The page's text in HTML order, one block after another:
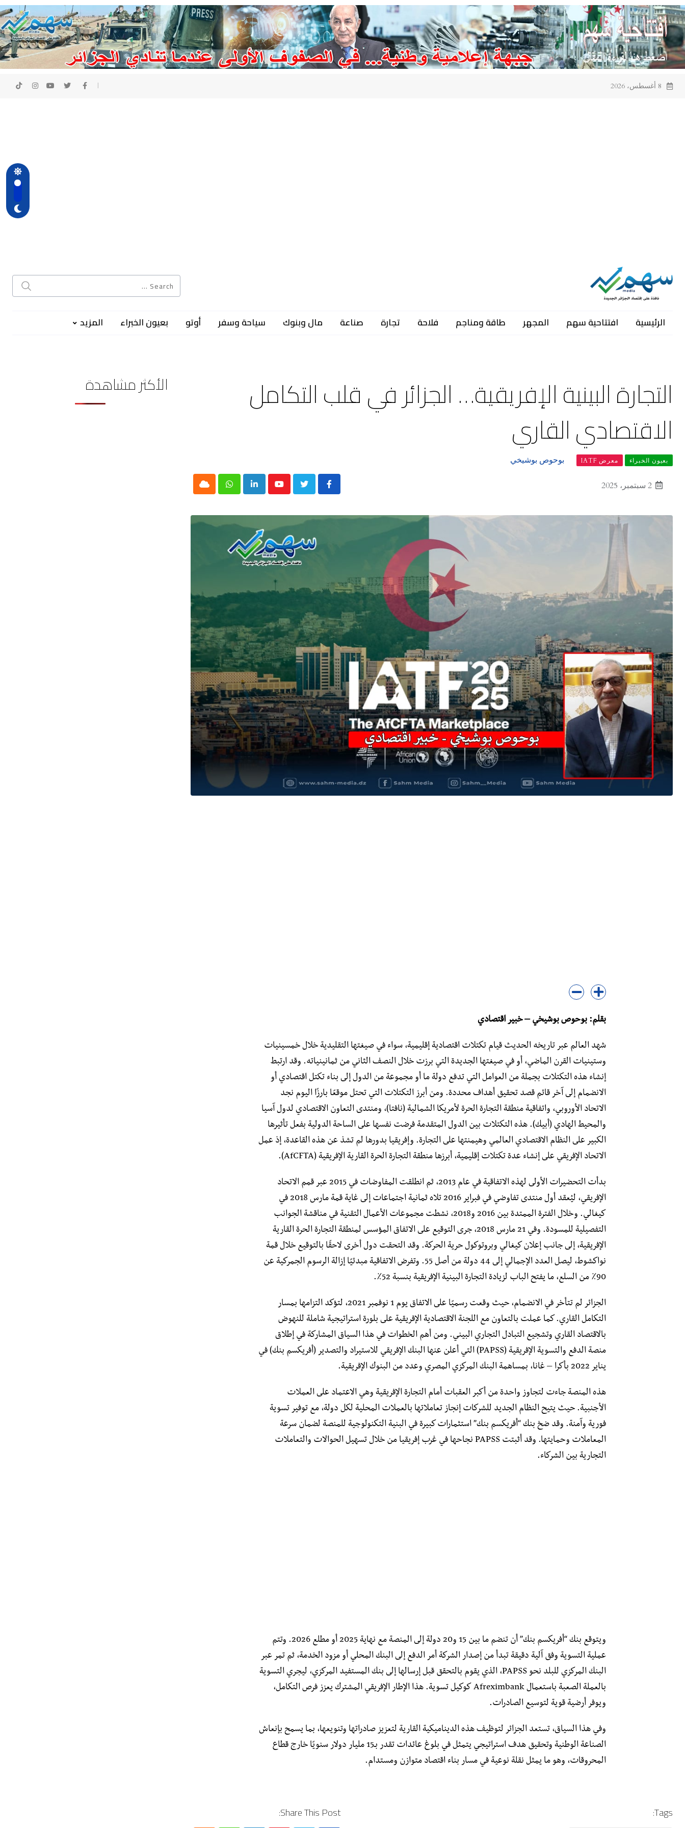
Skip
to
content
8 أغسطس، 2026
الرئيسية افتتاحية سهم المجهر طاقة ومناجم فلاحة تجارة صناعة مال وبنوك سياحة وسفر أوتو بعيون الخبراء المزيد
التجارة البينية الإفريقية… الجزائر في قلب التكامل
الاقتصادي القاري
بعيون الخبراء معرض IATF بوحوص بوشيخي
2 سبتمبر، 2025 Youtube
LinkedIn
Whatsapp
Cloud
بقلم: بوحوص بوشيخي – خبير اقتصادي
شهد العالم عبر تاريخه الحديث قيام تكتلات اقتصادية إقليمية، سواء في صيغتها التقليدية خلال خمسينيات
وستينيات القرن الماضي، أو في صيغتها الجديدة التي برزت خلال النصف الثاني من ثمانينياته. وقد ارتبط
إنشاء هذه التكتلات بجملة من العوامل التي تدفع دولة ما أو مجموعة من الدول إلى بناء تكتل اقتصادي أو
الانضمام إلى آخر قائم قصد تحقيق أهداف محددة. ومن أبرز التكتلات التي تحتل موقعًا بارزًا اليوم نجد
الاتحاد الأوروبي، واتفاقية منطقة التجارة الحرة لأمريكا الشمالية (نافتا)، ومنتدى التعاون الاقتصادي لدول آسيا
والمحيط الهادي (أبيك). هذه التكتلات بين الدول المتقدمة فرضت نفسها على الساحة الدولية بفعل تأثيرها
الكبير على النظام الاقتصادي العالمي وهيمنتها على التجارة. وإفريقيا بدورها لم تشذ عن هذه القاعدة، إذ عمل
الاتحاد الإفريقي على إنشاء عدة تكتلات إقليمية، أبرزها منطقة التجارة الحرة القارية الإفريقية (AfCFTA).
بدأت التحضيرات الأولى لهذه الاتفاقية في عام 2013، ثم انطلقت المفاوضات في 2015 عبر قمم الاتحاد
الإفريقي، ليُعقد أول منتدى تفاوضي في فبراير 2016 تلاه ثمانية اجتماعات إلى غاية قمة مارس 2018 في
كيغالي. وخلال الفترة الممتدة بين 2016 و2018، نشطت مجموعات الأعمال التقنية في مناقشة الجوانب
التفصيلية للمسودة. وفي 21 مارس 2018، جرى التوقيع على الاتفاق المؤسس لمنطقة التجارة الحرة القارية
الإفريقية، إلى جانب إعلان كيغالي وبروتوكول حرية الحركة. وقد التحقت دول أخرى لاحقًا بالتوقيع خلال قمة
نواكشوط، ليصل العدد الإجمالي إلى 44 دولة من أصل 55. وتفرض الاتفاقية مبدئيًا إزالة الرسوم الجمركية عن
90٪ من السلع، ما يفتح الباب لزيادة التجارة البينية الإفريقية بنسبة 52٪.
الجزائر لم تتأخر في الانضمام، حيث وقعت رسميًا على الاتفاق يوم 1 نوفمبر 2021، لتؤكد التزامها بمسار
التكامل القاري. كما عملت بالتعاون مع اللجنة الاقتصادية الإفريقية على بلورة استراتيجية شاملة للنهوض
بالاقتصاد القاري وتشجيع التبادل التجاري البيني. ومن أهم الخطوات في هذا السياق المشاركة في إطلاق
منصة الدفع والتسوية الإفريقية (PAPSS) التي أعلن عنها البنك الإفريقي للاستيراد والتصدير (أفريكسم بنك) في
يناير 2022 بأكرا – غانا، بمساهمة البنك المركزي المصري وعدد من البنوك الإفريقية.
هذه المنصة جاءت لتجاوز واحدة من أكبر العقبات أمام التجارة الإفريقية وهي الاعتماد على العملات
الأجنبية. حيث يتيح النظام الجديد للشركات إنجاز تعاملاتها بالعملات المحلية لكل دولة، مع توفير تسوية
فورية وآمنة. وقد ضخ بنك “أفريكسم بنك” استثمارات كبيرة في البنية التكنولوجية للمنصة لضمان سرعة
المعاملات وحمايتها. وقد أثبتت PAPSS نجاحها في غرب إفريقيا من خلال تسهيل الحوالات والتعاملات
التجارية بين الشركاء.
ويتوقع بنك “أفريكسم بنك” أن تنضم ما بين 15 و20 دولة إلى المنصة مع نهاية 2025 أو مطلع 2026. وتتم
عملية التسوية وفق آلية دقيقة تبدأ من إصدار الشركة أمر الدفع إلى البنك المحلي أو مزود الخدمة، ثم تمر عبر
البنك المركزي للبلد نحو PAPSS، الذي يقوم بالتحقق قبل إرسالها إلى بنك المستفيد المركزي، ليجري التسوية
بالعملة الصعبة باستعمال Afreximbank كوكيل تسوية. هذا الإطار الإفريقي المشترك يعزز فرص التكامل،
ويوفر أرضية قوية لتوسيع الصادرات.
وفي هذا السياق، تستعد الجزائر لتوظيف هذه الديناميكية القارية لتعزيز صادراتها وتنويعها، بما يسمح بإنعاش
الصناعة الوطنية وتحقيق هدف استراتيجي يتمثل في بلوغ عائدات تقدر بـ15 مليار دولار سنويًا خارج قطاع
المحروقات، وهو ما يمثل نقلة نوعية في مسار بناء اقتصاد متوازن ومستدام.
Tags:
Share This Post:
الأكثر مشاهدة